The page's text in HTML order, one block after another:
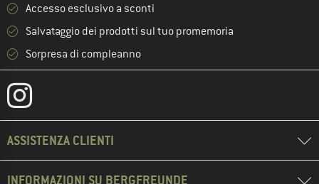
Accesso esclusivo a sconti
Salvataggio dei prodotti sul tuo promemoria
Sorpresa di compleanno
ASSISTENZA CLIENTI
INFORMAZIONI SU BERGFREUNDE